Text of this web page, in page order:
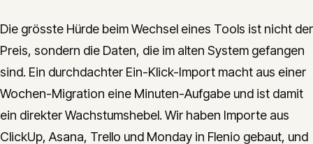
Die grösste Hürde beim Wechsel eines Tools ist nicht der
Preis, sondern die Daten, die im alten System gefangen
sind. Ein durchdachter Ein-Klick-Import macht aus einer
Wochen-Migration eine Minuten-Aufgabe und ist damit
ein direkter Wachstumshebel. Wir haben Importe aus
ClickUp, Asana, Trello und Monday in Flenio gebaut, und